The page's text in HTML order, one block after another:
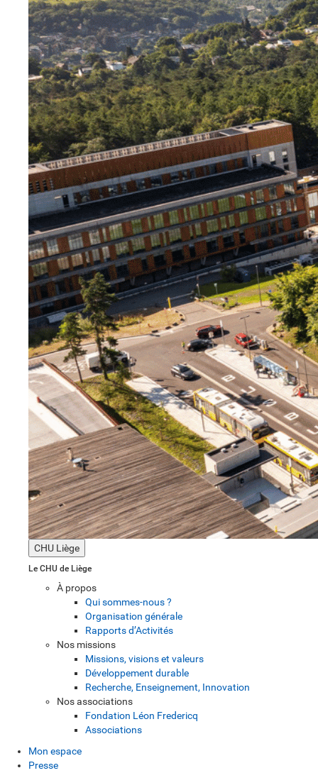
CHU Liège
Le CHU de Liège
À propos
Qui sommes-nous ?
Organisation générale
Rapports d’Activités
Nos missions
Missions, visions et valeurs
Développement durable
Recherche, Enseignement, Innovation
Nos associations
Fondation Léon Fredericq
Associations
Mon espace
Presse